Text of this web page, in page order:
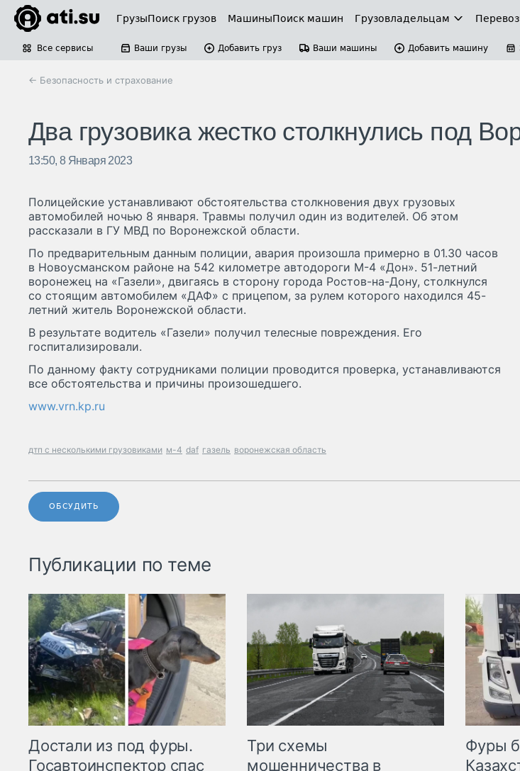
ГрузыПоиск грузов МашиныПоиск машин Грузовладельцам
Все сервисы Ваши грузы Добавить груз Ваши машины Добавить машину
← Безопасность и страхование
Два грузовика жестко столкнулись под
13:50, 8 Января 2023
Полицейские устанавливают обстоятельства столкновения двух грузовых
автомобилей ночью 8 января. Травмы получил один из водителей. Об этом
рассказали в ГУ МВД по Воронежской области.
По предварительным данным полиции, авария произошла примерно в 01.30 часов
в Новоусманском районе на 542 километре автодороги М-4 «Дон». 51-летний
воронежец на «Газели», двигаясь в сторону города Ростов-на-Дону, столкнулся
со стоящим автомобилем «ДАФ» с прицепом, за рулем которого находился 45-
летний житель Воронежской области.
В результате водитель «Газели» получил телесные повреждения. Его
госпитализировали.
По данному факту сотрудниками полиции проводится проверка, устанавливаются
все обстоятельства и причины произошедшего.
www.vrn.kp.ru
дтп с несколькими грузовиками м-4 daf газель воронежская область
ОБСУДИТЬ
Публикации по теме
Достали из под фуры.
Госавтоинспектор спас
Три схемы
мошенничества в
Фуры